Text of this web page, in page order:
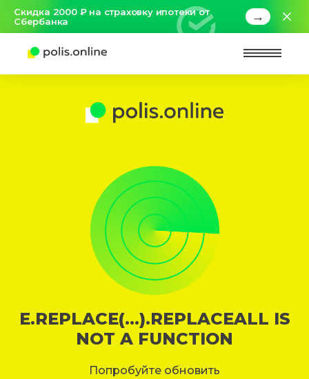
Скидка 2000 ₽ на страховку ипотеки от
Сбербанка
→
E.REPLACE(...).REPLACEALL IS
NOT A FUNCTION
Попробуйте обновить